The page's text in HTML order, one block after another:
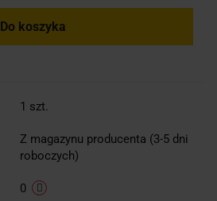
Do koszyka
1 szt.
Z magazynu producenta (3-5 dni
roboczych)
0